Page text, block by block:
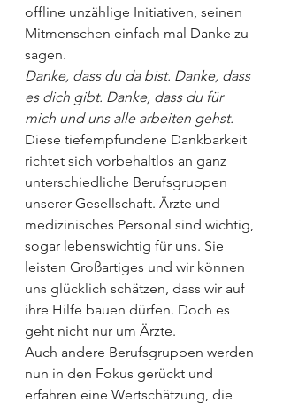
offline unzählige Initiativen, seinen
Mitmenschen einfach mal Danke zu
sagen.
Danke, dass du da bist. Danke, dass
es dich gibt. Danke, dass du für
mich und uns alle arbeiten gehst.
Diese tiefempfundene Dankbarkeit
richtet sich vorbehaltlos an ganz
unterschiedliche Berufsgruppen
unserer Gesellschaft. Ärzte und
medizinisches Personal sind wichtig,
sogar lebenswichtig für uns. Sie
leisten Großartiges und wir können
uns glücklich schätzen, dass wir auf
ihre Hilfe bauen dürfen. Doch es
geht nicht nur um Ärzte.
Auch andere Berufsgruppen werden
nun in den Fokus gerückt und
erfahren eine Wertschätzung, die